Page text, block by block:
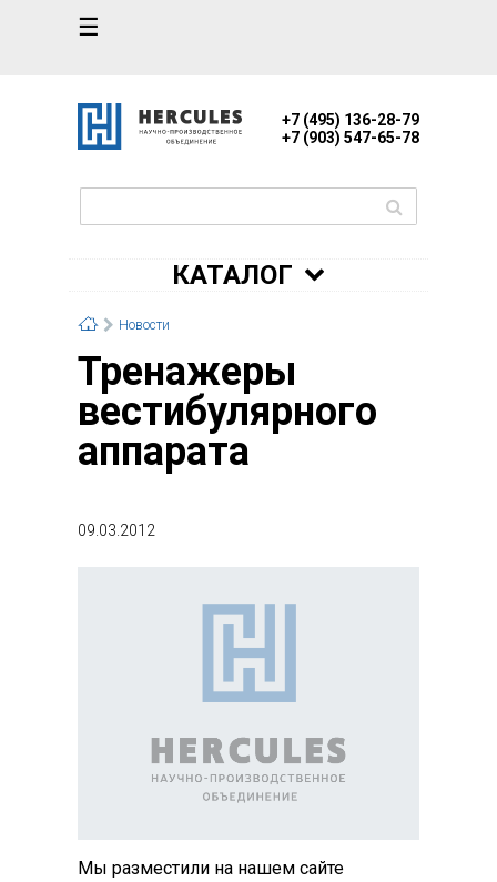
☰
+7 (495) 136-28-79
+7 (903) 547-65-78
КАТАЛОГ
Новости
Тренажеры
вестибулярного
аппарата
09.03.2012
Мы разместили на нашем сайте